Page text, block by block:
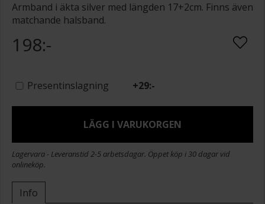
Armband i äkta silver med längden 17+2cm. Finns även
matchande halsband.
198:-
Presentinslagning +29:-
LÄGG I VARUKORGEN
Lagervara - Leveranstid 2-5 arbetsdagar. Öppet köp i 30 dagar vid
onlineköp.
Info